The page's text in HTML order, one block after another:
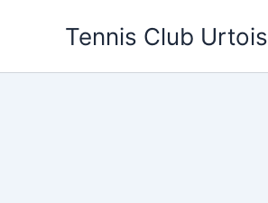
Tennis Club Urtois